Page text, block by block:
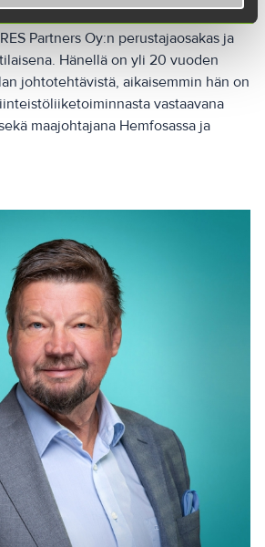
Partners Oy:n perustajaosakas ja
Hänellä on yli 20 vuoden
johtotehtävistä, aikaisemmin hän on
vastaavana
maajohtajana Hemfosassa ja